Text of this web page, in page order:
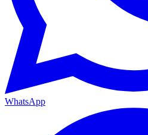
WhatsApp